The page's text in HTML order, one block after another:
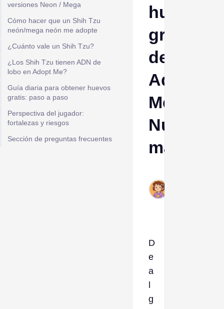
versiones Neon / Mega
Cómo hacer que un Shih Tzu
neón/mega neón me adopte
¿Cuánto vale un Shih Tzu?
¿Los Shih Tzu tienen ADN de
lobo en Adopt Me?
Guía diaria para obtener huevos
gratis: paso a paso
Perspectiva del jugador:
fortalezas y riesgos
Sección de preguntas frecuentes
huevos
gratis
de
Adopt
Me:
Nueva
mascota
D
e
a
g